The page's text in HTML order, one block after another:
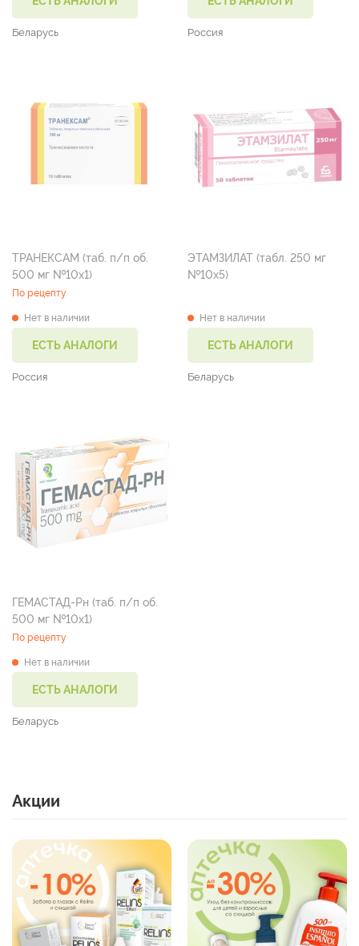
Беларусь Россия
ТРАНЕКСАМ (таб. п/п об.
500 мг №10х1)
По рецепту
Нет в наличии
ЕСТЬ АНАЛОГИ
Россия
ЭТАМЗИЛАТ (табл. 250 мг
№10х5)
Нет в наличии
ЕСТЬ АНАЛОГИ
Беларусь
ГЕМАСТАД-Рн (таб. п/п об.
500 мг №10х1)
По рецепту
Нет в наличии
ЕСТЬ АНАЛОГИ
Беларусь
Акции